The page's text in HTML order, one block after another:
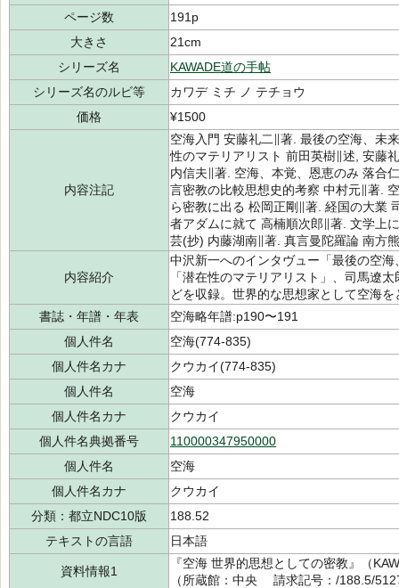
ページ数
191p
大きさ
21cm
シリーズ名
KAWADE道の手帖
シリーズ名のルビ等
カワデ ミチ ノ テチョウ
価格
¥1500
内容注記
空海入門 安藤礼二∥著. 最後の空海、未
性のマテリアリスト 前田英樹∥述, 安藤
内信夫∥著. 空海、本覚、恩恵のみ 落合
言密教の比較思想史的考察 中村元∥著.
ら密教に出る 松岡正剛∥著. 経国の大業
者アダムに就て 高楠順次郎∥著. 文学上
芸(抄) 内藤湖南∥著. 真言曼陀羅論 南方
内容紹介
中沢新一へのインタヴュー「最後の空
「潜在性のマテリアリスト」、司馬遼
どを収録。世界的な思想家として空海
書誌・年譜・年表
空海略年譜:p190〜191
個人件名
空海(774-835)
個人件名カナ
クウカイ(774-835)
個人件名
空海
個人件名カナ
クウカイ
個人件名典拠番号
110000347950000
個人件名
空海
個人件名カナ
クウカイ
分類：都立NDC10版
188.52
テキストの言語
日本語
資料情報1
『空海 世界的思想としての密教』（
（所蔵館：中央 請求記号：/188.5/